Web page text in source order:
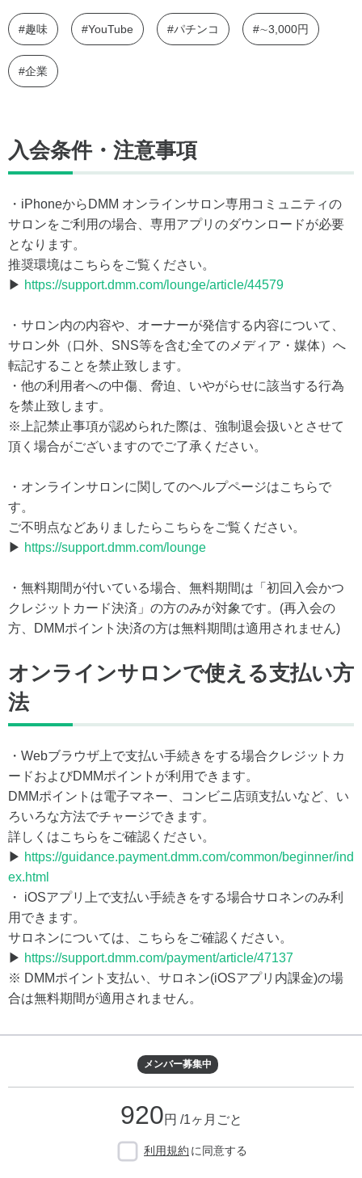
#趣味 #YouTube #パチンコ #∼3,000円
#企業
入会条件・注意事項
・iPhoneからDMM オンラインサロン専用コミュニティの
サロンをご利用の場合、専用アプリのダウンロードが必要
となります。
推奨環境はこちらをご覧ください。
▶ https://support.dmm.com/lounge/article/44579
・サロン内の内容や、オーナーが発信する内容について、
サロン外（口外、SNS等を含む全てのメディア・媒体）へ
転記することを禁止致します。
・他の利用者への中傷、脅迫、いやがらせに該当する行為
を禁止致します。
※上記禁止事項が認められた際は、強制退会扱いとさせて
頂く場合がございますのでご了承ください。
・オンラインサロンに関してのヘルプページはこちらで
す。
ご不明点などありましたらこちらをご覧ください。
▶ https://support.dmm.com/lounge
・無料期間が付いている場合、無料期間は「初回入会かつ
クレジットカード決済」の方のみが対象です。(再入会の
方、DMMポイント決済の方は無料期間は適用されません)
オンラインサロンで使える支払い方
法
・Webブラウザ上で支払い手続きをする場合クレジットカ
ードおよびDMMポイントが利用できます。
DMMポイントは電子マネー、コンビニ店頭支払いなど、い
ろいろな方法でチャージできます。
詳しくはこちらをご確認ください。
▶ https://guidance.payment.dmm.com/common/beginner/ind
ex.html
・ iOSアプリ上で支払い手続きをする場合サロネンのみ利
用できます。
サロネンについては、こちらをご確認ください。
▶ https://support.dmm.com/payment/article/47137
※ DMMポイント支払い、サロネン(iOSアプリ内課金)の場
合は無料期間が適用されません。
メンバー募集中
920円 /1ヶ月ごと
利用規約 に同意する